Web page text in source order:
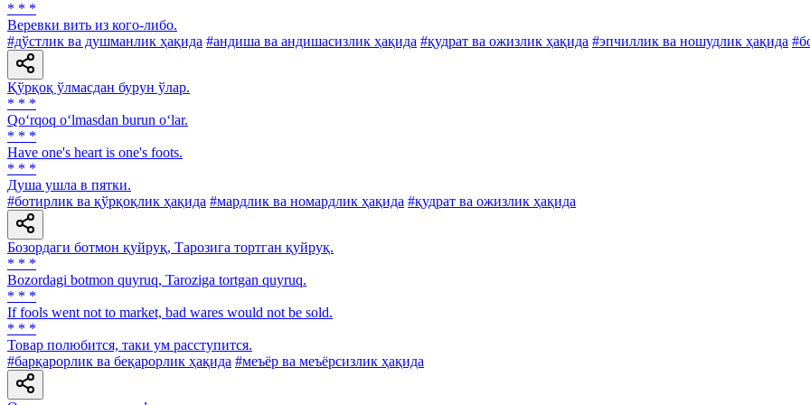
* * *
Веревки вить из кого-либо.
#дўстлик ва душманлик ҳақида #андиша ва андишасизлик ҳақида #қудрат ва ожизлик ҳақида #эпчиллик ва ношудлик ҳақида
Қўрқоқ ўлмасдан бурун ўлар.
* * *
Qo‘rqoq o‘lmasdan burun o‘lar.
* * *
Have one's heart is one's foots.
* * *
Душа ушла в пятки.
#ботирлик ва қўрқоқлик ҳақида #мардлик ва номардлик ҳақида #қудрат ва ожизлик ҳақида
Бозордаги ботмон қуйруқ, Тарозига тортган қуйруқ.
* * *
Bozordagi botmon quyruq, Taroziga tortgan quyruq.
* * *
If fools went not to market, bad wares would not be sold.
* * *
Товар полюбится, таки ум расступится.
#барқарорлик ва беқарорлик ҳақида #меъёр ва меъёрсизлик ҳақида